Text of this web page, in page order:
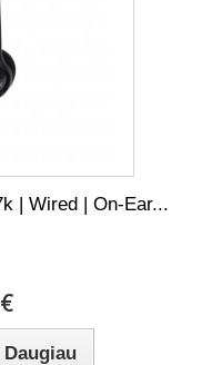
| Wired | On-Ear...
Daugiau